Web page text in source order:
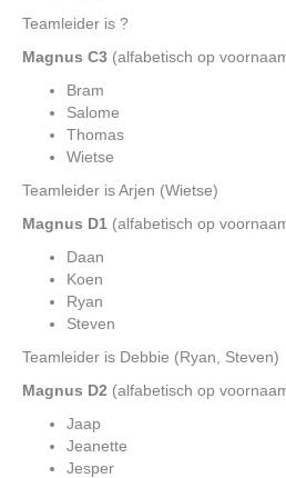
Teamleider is ?
Magnus C3 (alfabetisch op
Bram
Salome
Thomas
Wietse
Teamleider is Arjen (Wietse)
Magnus D1 (alfabetisch op
Daan
Koen
Ryan
Steven
Teamleider is Debbie (Ryan, Steven)
Magnus D2 (alfabetisch op
Jaap
Jeanette
Jesper